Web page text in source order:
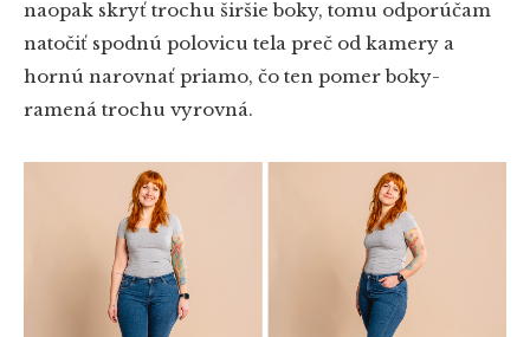
naopak skryť trochu širšie boky, tomu odporúčam
natočiť spodnú polovicu tela preč od kamery a
hornú narovnať priamo, čo ten pomer boky-
ramená trochu vyrovná.